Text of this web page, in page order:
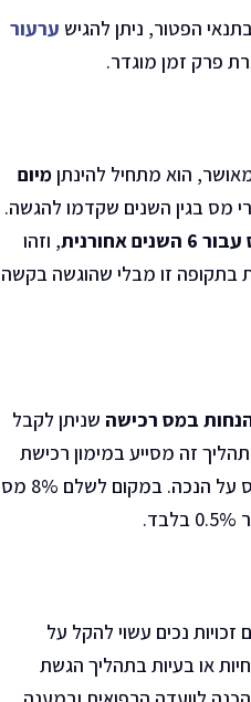
הפטור, ניתן להגיש ערעור
פרק זמן מוגדר.
הוא מתחיל להינתןמיום
מס בגין השנים שקדמו להגשה.
אחורנית , וזהו
בתקופה זו מבלי שהוגשה בקשה
במס רכישה שניתן לקבל
זה מסייע במימון רכישת
על הנכה.
במקום לשלם 8% מס
זכויות נכים עשוי להקל על
או בעיות בתהליך הגשת